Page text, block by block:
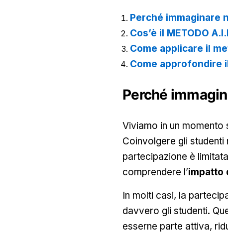
Perché immaginare
Cos’è il METODO
Come applicare il
Come approfondire
Perché
Viviamo in un momento
Coinvolgere gli studenti
partecipazione è
comprendere l’impatto
In molti casi, la
davvero gli studenti.
esserne parte attiva,